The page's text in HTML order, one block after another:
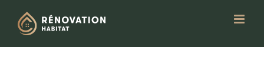
contenu